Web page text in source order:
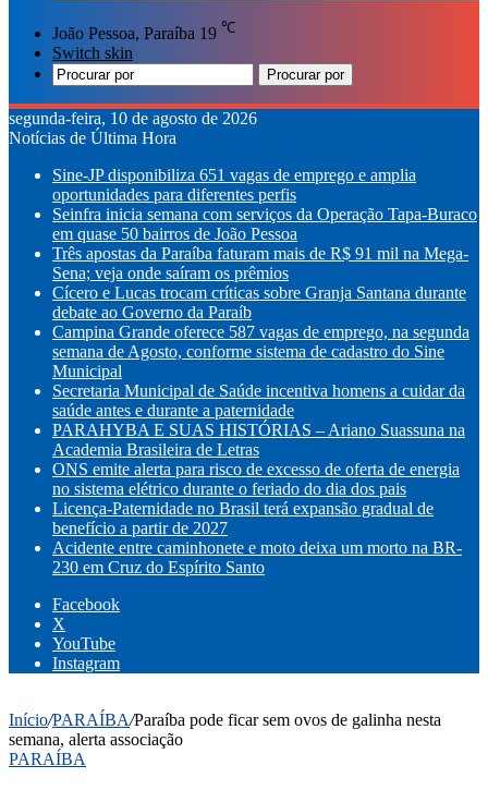
João Pessoa, Paraíba 19 ℃
Switch skin
Procurar por
segunda-feira, 10 de agosto de 2026
Notícias de Última Hora
Sine-JP disponibiliza 651 vagas de emprego e amplia
oportunidades para diferentes perfis
Seinfra inicia semana com serviços da Operação Tapa-Buraco
em quase 50 bairros de João Pessoa
Três apostas da Paraíba faturam mais de R$ 91 mil na Mega-
Sena; veja onde saíram os prêmios
Cícero e Lucas trocam críticas sobre Granja Santana durante
debate ao Governo da Paraíb
Campina Grande oferece 587 vagas de emprego, na segunda
semana de Agosto, conforme sistema de cadastro do Sine
Municipal
Secretaria Municipal de Saúde incentiva homens a cuidar da
saúde antes e durante a paternidade
PARAHYBA E SUAS HISTÓRIAS – Ariano Suassuna na
Academia Brasileira de Letras
ONS emite alerta para risco de excesso de oferta de energia
no sistema elétrico durante o feriado do dia dos pais
Licença-Paternidade no Brasil terá expansão gradual de
benefício a partir de 2027
Acidente entre caminhonete e moto deixa um morto na BR-
230 em Cruz do Espírito Santo
Facebook
X
YouTube
Instagram
Início/PARAÍBA/Paraíba pode ficar sem ovos de galinha nesta
semana, alerta associação
PARAÍBA